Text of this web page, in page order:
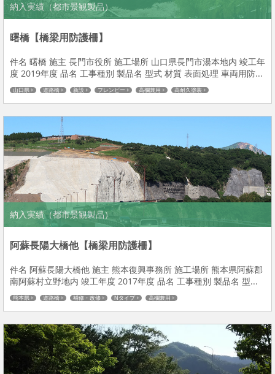
納入実績（都市景観製品）
曙橋【橋梁用防護柵】
件名 曙橋 施主 長門市役所 施工場所 山口県長門市湯本地内 竣工年
度 2019年度 品名 工事種別 製品名 型式 材質 表面処理 車両用防...
山口県 道路橋 新設 フレンビー 高欄兼用 高耐久塗装
納入実績（都市景観製品）
阿蘇長陽大橋他【橋梁用防護柵】
件名 阿蘇長陽大橋他 施主 熊本復興事務所 施工場所 熊本県阿蘇郡
南阿蘇村立野地内 竣工年度 2017年度 品名 工事種別 製品名 型...
熊本県 道路橋 補修・改修 Nタイプ 高欄兼用